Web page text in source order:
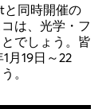
と同時開催の
は、光学・フ
でしょう。皆
月19日～22
。